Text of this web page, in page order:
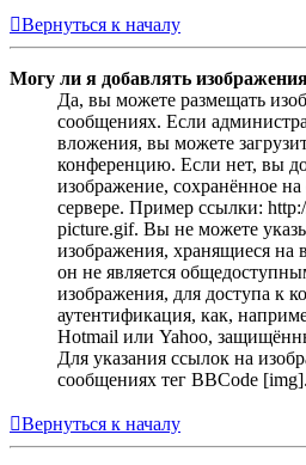
Вернуться к началу
Могу ли я добавлять
Да, вы можете размещать
сообщениях. Если
вложения, вы можете
конференцию. Если нет, вы
изображение, сохранённое
сервере. Пример ссылки:
picture.gif. Вы не можете
изображения, хранящиеся на
он не является
изображения, для доступа к
аутентификация, как,
Hotmail или Yahoo,
Для указания ссылок на
сообщениях тег BBCode [img].
Вернуться к началу